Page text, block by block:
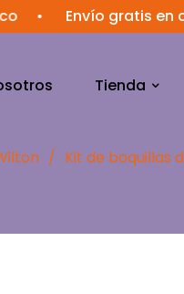
Envío gratis en
Tienda
/ Kit de boquillas